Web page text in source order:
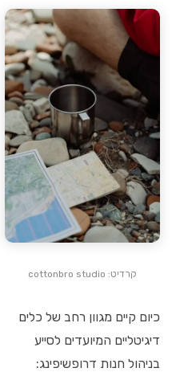
קרדיט: cottonbro studio
כיום קיים מגוון רחב של כלים
דיגיטליים המיועדים לסייע
בניהול חנות דרופשיפינג: